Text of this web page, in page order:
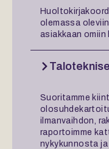
olemassa
asiakkaan
Suoritamme
ilmanvaihdon,
raportoimme
nykykunnosta